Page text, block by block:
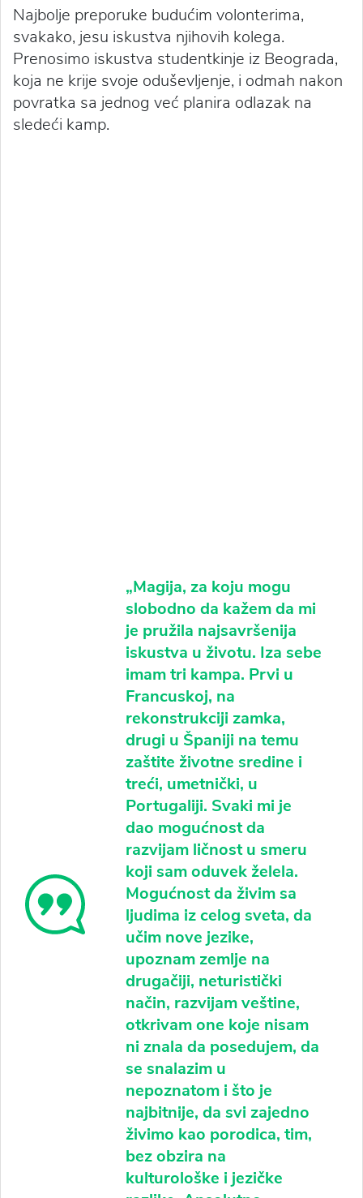
Najbolje preporuke budućim volonterima,
svakako, jesu iskustva njihovih kolega.
Prenosimo iskustva studentkinje iz Beograda,
koja ne krije svoje oduševljenje, i odmah nakon
povratka sa jednog već planira odlazak na
sledeći kamp.
„Magija, za koju mogu
slobodno da kažem da mi
je pružila najsavršenija
iskustva u životu. Iza sebe
imam tri kampa. Prvi u
Francuskoj, na
rekonstrukciji zamka,
drugi u Španiji na temu
zaštite životne sredine i
treći, umetnički, u
Portugaliji. Svaki mi je
dao mogućnost da
razvijam ličnost u smeru
koji sam oduvek želela.
Mogućnost da živim sa
ljudima iz celog sveta, da
učim nove jezike,
upoznam zemlje na
drugačiji, neturistički
način, razvijam veštine,
otkrivam one koje nisam
ni znala da posedujem, da
se snalazim u
nepoznatom i što je
najbitnije, da svi zajedno
živimo kao porodica, tim,
bez obzira na
kulturološke i jezičke